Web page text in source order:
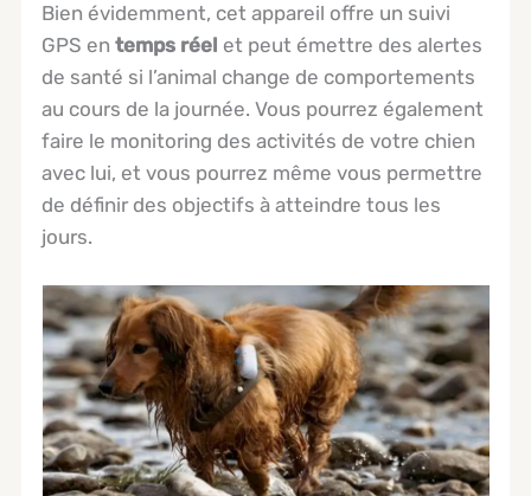
Bien évidemment, cet appareil offre un suivi
GPS entemps réel et peut émettre des alertes
de santé si l’animal change de comportements
au cours de la journée. Vous pourrez également
faire le monitoring des activités de votre chien
avec lui, et vous pourrez même vous permettre
de définir des objectifs à atteindre tous les
jours.